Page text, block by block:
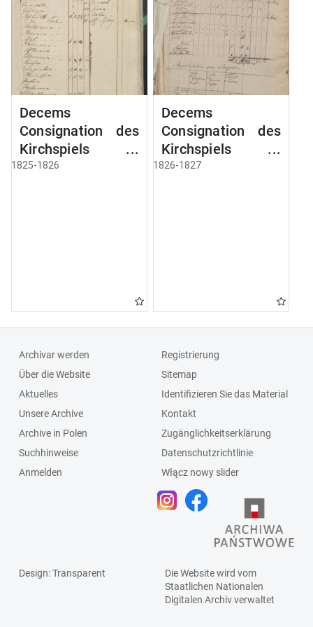
Decems
Consignation des
Kirchspiels
Aveyden
1825-1826
Decems
Consignation des
Kirchspiels
Aveyden
1826-1827
Archivar werden
Über die Website
Aktuelles
Unsere Archive
Archive in Polen
Suchhinweise
Anmelden
Registrierung
Sitemap
Identifizieren Sie das Material
Kontakt
Zugänglichkeitserklärung
Datenschutzrichtlinie
Włącz nowy slider
Design: Transparent
Die Website wird vom
Staatlichen Nationalen
Digitalen Archivverwaltet